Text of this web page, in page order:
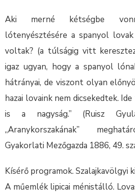
Aki merné kétségbe
lótenyésztésére a spanyol
voltak? (a túlságig vitt
igaz ugyan, hogy a spanyol
hátrányai, de viszont olyan
hazai lovaink nem dicsekedtek.
is a nagyság.” (Ruisz
„Aranykorszakának”
Gyakorlati Mezőgazda 1886, 49.
Kísérő programok. Szalajkavölgyi
A műemlék lipicai ménistálló.